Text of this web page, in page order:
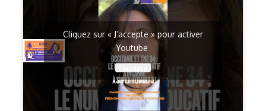
Cliquez sur « J’accepte » pour activer
Youtube